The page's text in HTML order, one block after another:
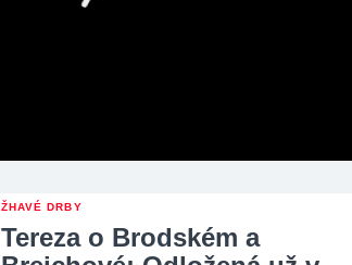
ŽHAVÉ DRBY
Tereza o Brodském a